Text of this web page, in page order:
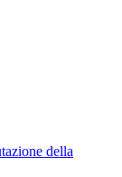
della